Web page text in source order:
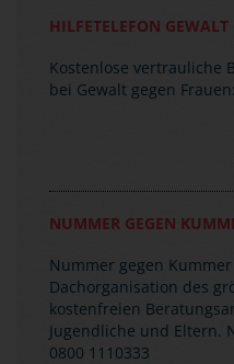
HILFETELEFON GEWALT
Kostenlose vertrauliche
bei Gewalt gegen
NUMMER GEGEN
Nummer gegen
Dachorganisation des
kostenfreien
Jugendliche und Eltern.
0800 1110333